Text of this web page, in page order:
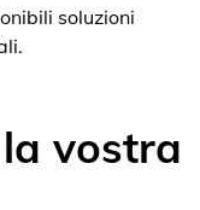
soluzioni
vostra